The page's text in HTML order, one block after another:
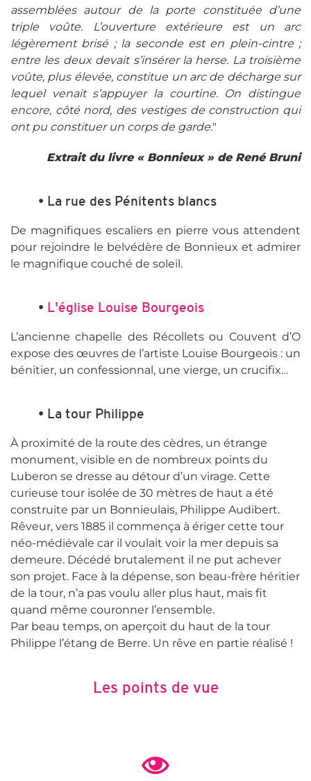
assemblées autour de la porte constituée d’une
triple voûte. L’ouverture extérieure est un arc
légèrement brisé ; la seconde est en plein-cintre ;
entre les deux devait s’insérer la herse. La troisième
voûte, plus élevée, constitue un arc de décharge sur
lequel venait s’appuyer la courtine. On distingue
encore, côté nord, des vestiges de construction qui
ont pu constituer un corps de garde."
Extrait du livre « Bonnieux » de René Bruni
• La rue des Pénitents blancs
De magnifiques escaliers en pierre vous attendent
pour rejoindre le belvédère de Bonnieux et admirer
le magnifique couché de soleil.
• L'église Louise Bourgeois
L’ancienne chapelle des Récollets ou Couvent d’O
expose des œuvres de l’artiste Louise Bourgeois : un
bénitier, un confessionnal, une vierge, un crucifix…
• La tour Philippe
À proximité de la route des cèdres, un étrange
monument, visible en de nombreux points du
Luberon se dresse au détour d’un virage. Cette
curieuse tour isolée de 30 mètres de haut a été
construite par un Bonnieulais, Philippe Audibert.
Rêveur, vers 1885 il commença à ériger cette tour
néo-médiévale car il voulait voir la mer depuis sa
demeure. Décédé brutalement il ne put achever
son projet. Face à la dépense, son beau-frère héritier
de la tour, n’a pas voulu aller plus haut, mais fit
quand même couronner l’ensemble.
Par beau temps, on aperçoit du haut de la tour
Philippe l’étang de Berre. Un rêve en partie réalisé !
Les points de vue